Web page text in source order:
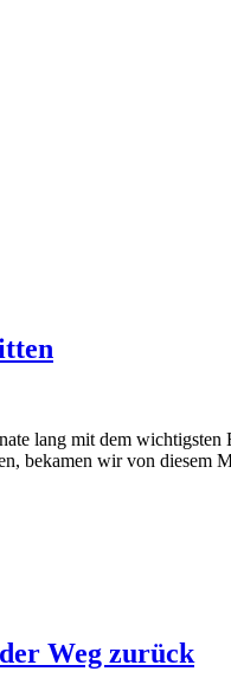
bekamen wir von
Weg zurück